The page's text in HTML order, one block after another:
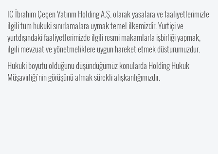
IC İbrahim Çeçen Yatırım Holding A.Ş. olarak yasalara ve faaliyetlerimizle
ilgili tüm hukuki sınırlamalara uymak temel ilkemizdir. Yurtiçi ve
yurtdışındaki faaliyetlerimizde ilgili resmi makamlarla işbirliği yapmak,
ilgili mevzuat ve yönetmeliklere uygun hareket etmek düsturumuzdur.
Hukuki boyutu olduğunu düşündüğümüz konularda Holding Hukuk
Müşavirliği'nin görüşünü almak sürekli alışkanlığımızdır.